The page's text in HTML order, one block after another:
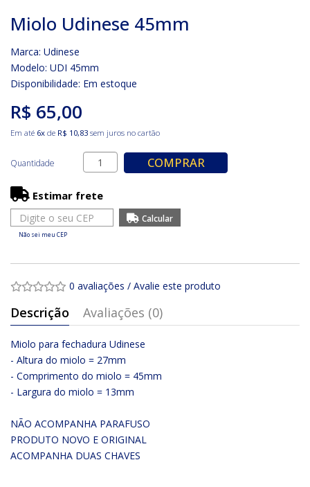
Miolo Udinese 45mm
Marca: Udinese
Modelo: UDI 45mm
Disponibilidade: Em estoque
R$ 65,00
Em até 6x de R$ 10,83 sem juros no cartão
Quantidade COMPRAR
Estimar frete
Não sei meu CEP
0 avaliações / Avalie este produto
Descrição Avaliações (0)
Miolo para fechadura Udinese
- Altura do miolo = 27mm
- Comprimento do miolo = 45mm
- Largura do miolo = 13mm
NÃO ACOMPANHA PARAFUSO
PRODUTO NOVO E ORIGINAL
ACOMPANHA DUAS CHAVES